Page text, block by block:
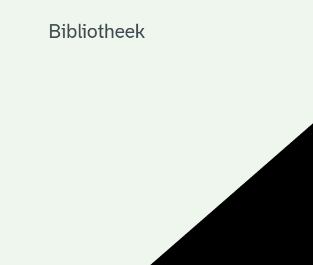
Bibliotheek